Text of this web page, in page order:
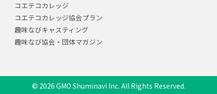
コエテコカレッジ
コエテコカレッジ協会プラン
趣味なびキャスティング
趣味なび協会・団体マガジン
© 2026 GMO Shuminavi Inc. All Rights Reserved.